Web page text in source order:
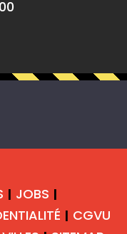
| JOBS |
| CGVU